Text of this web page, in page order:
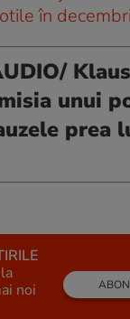
în
unui
prea
noi